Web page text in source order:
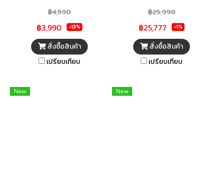
หนัก : 11.50 กิโลกรัมแรงดันไฟนำ
เข้า 220-240V/50/60Hz
฿4,590
฿3,990 -13%
สั่งซื้อสินค้า
เปรียบเทียบ
฿25,990
฿25,777 -1%
สั่งซื้อสินค้า
เปรียบเทียบ
New New